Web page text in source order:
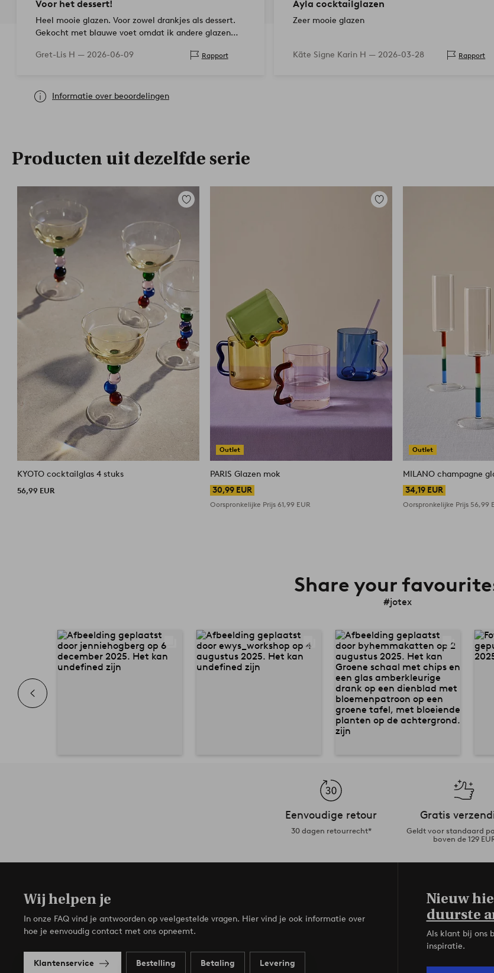
Voor het dessert!
Heel mooie glazen. Voor zowel drankjes als dessert.
Gekocht met blauwe voet omdat ik andere glazen
Gret-Lis H — 2026-06-09 Rapport
Ayla cocktailglazen
Zeer mooie glazen
Käte Signe Karin H — 2026-03-28 Rapport
Informatie over beoordelingen
Producten uit dezelfde serie
Toevoegen
KYOTO cocktailglas 4 stuks
56,99 EUR
Outlet
Toevoegen
PARIS Glazen mok
30,99 EUR
Oorspronkelijke Prijs61,99 EUR
Outlet
MILANO champagne
34,19 EUR
Oorspronkelijke Prijs 56,99
Share your
#jotex
Eenvoudige retour
30 dagen retourrecht*
Gratis
Geldt voor standaard
boven de 129
Wij helpen je
In onze FAQ vind je antwoorden op veelgestelde vragen. Hier vind je ook informatie over
hoe je eenvoudig contact met ons opneemt.
Klantenservice Bestelling Betaling Levering
Nieuw
duurste
Als klant bij ons
inspiratie.